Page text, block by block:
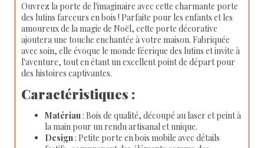
Ouvrez la porte de l'imaginaire avec cette charmante porte
des lutins farceurs en bois ! Parfaite pour les enfants et les
amoureux de la magie de Noël, cette porte décorative
ajoutera une touche enchantée à votre maison. Fabriquée
avec soin, elle évoque le monde féerique des lutins et invite à
l'aventure, tout en étant un excellent point de départ pour
des histoires captivantes.
Caractéristiques :
Matériau: Bois de qualité, découpé au laser et peint à
la main pour un rendu artisanal et unique.
Design: Petite porte en bois mobile avec détails